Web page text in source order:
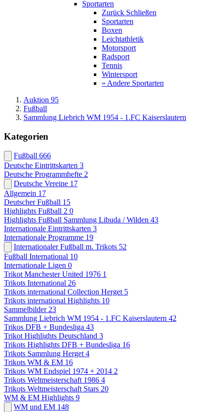
Sportarten
Zurück Schließen
Sportarten
Boxen
Leichtathletik
Motorsport
Radsport
Tennis
Wintersport
» Andere Sportarten
Auktion 95
Fußball
Sammlung Liebrich WM 1954 - 1.FC Kaiserslautern
Kategorien
Fußball 666
Deutsche Eintrittskarten 3
Deutsche Programmhefte 2
Deutsche Vereine 17
Allgemein 17
Deutscher Fußball 15
Highlights Fußball 2 0
Highlights Fußball Sammlung Libuda / Wilden 43
Internationale Eintrittskarten 3
Internationale Programme 19
Internationaler Fußball m. Trikots 52
Fußball International 10
Internationale Ligen 0
Trikot Manchester United 1976 1
Trikots International 26
Trikots international Collection Herget 5
Trikots international Highlights 10
Sammelbilder 23
Sammlung Liebrich WM 1954 - 1.FC Kaiserslautern 42
Trikos DFB + Bundesliga 43
Trikot Highlights Deutschland 3
Trikots Highlights DFB + Bundesliga 16
Trikots Sammlung Herget 4
Trikots WM & EM 16
Trikots WM Endspiel 1974 + 2014 2
Trikots Weltmeisterschaft 1986 4
Trikots Weltmeisterschaft Stars 20
WM & EM Highlights 9
WM und EM 148